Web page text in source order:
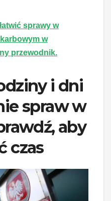
sprawy w
w
przewodnik.
i dni
spraw w
aby
czas